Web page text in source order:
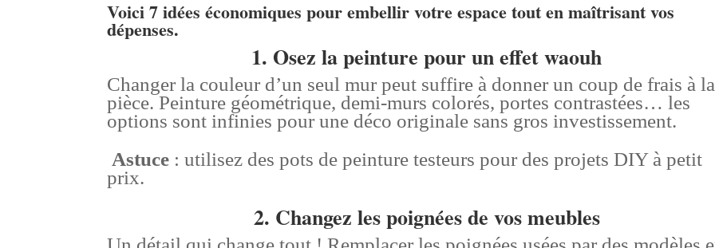
Voici 7 idées économiques pour embellir votre espace tout en maîtrisant vos
dépenses.
1. Osez la peinture pour un effet waouh
Changer la couleur d’un seul mur peut suffire à donner un coup de frais à la
pièce. Peinture géométrique, demi-murs colorés, portes contrastées… les
options sont infinies pour une déco originale sans gros investissement.
Astuce : utilisez des pots de peinture testeurs pour des projets DIY à petit
prix.
2. Changez les poignées de vos meubles